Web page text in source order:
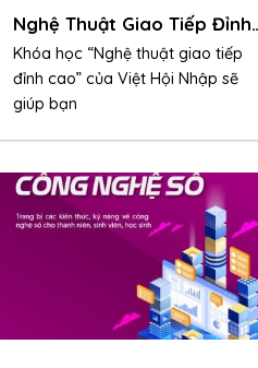
Nghệ Thuật Giao Tiếp Đỉnh
Cao
Khóa học “Nghệ thuật giao tiếp
đỉnh cao” của Việt Hội Nhập sẽ
giúp bạn